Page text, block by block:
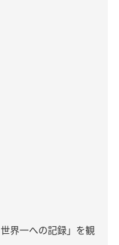
世界一への記録」を観